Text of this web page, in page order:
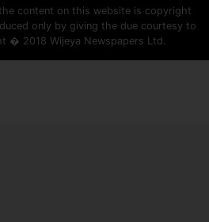
content on this website is copyright
only by giving the due courtesy to
� 2018 Wijeya Newspapers Ltd.